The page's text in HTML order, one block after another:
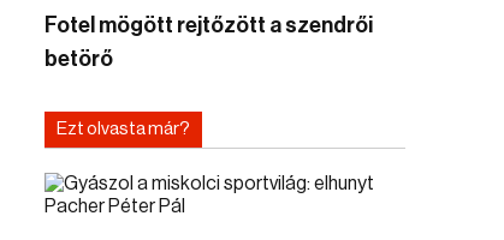
Fotel mögött rejtőzött a szendrői
betörő
Ezt olvasta már?